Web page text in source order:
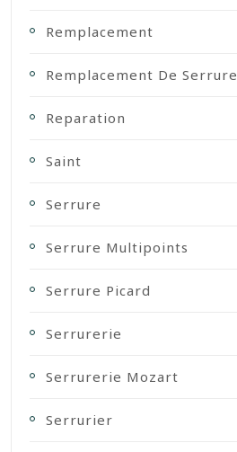
Remplacement
Remplacement De Serrure
Reparation
Saint
Serrure
Serrure Multipoints
Serrure Picard
Serrurerie
Serrurerie Mozart
Serrurier